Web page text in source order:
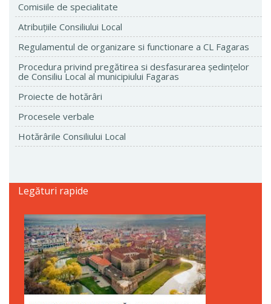
Comisiile de specialitate
Atribuţiile Consiliului Local
Regulamentul de organizare si functionare a CL Fagaras
Procedura privind pregătirea si desfasurarea ședințelor
de Consiliu Local al municipiului Fagaras
Proiecte de hotărâri
Procesele verbale
Hotărârile Consiliului Local
Legături rapide